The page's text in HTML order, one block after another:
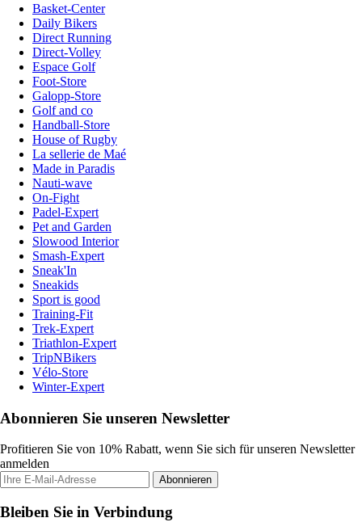
Basket-Center
Daily Bikers
Direct Running
Direct-Volley
Espace Golf
Foot-Store
Galopp-Store
Golf and co
Handball-Store
House of Rugby
La sellerie de Maé
Made in Paradis
Nauti-wave
On-Fight
Padel-Expert
Pet and Garden
Slowood Interior
Smash-Expert
Sneak'In
Sneakids
Sport is good
Training-Fit
Trek-Expert
Triathlon-Expert
TripNBikers
Vélo-Store
Winter-Expert
Abonnieren Sie unseren Newsletter
Profitieren Sie von 10% Rabatt, wenn Sie sich für unseren Newsletter
anmelden
Abonnieren
Bleiben Sie in Verbindung